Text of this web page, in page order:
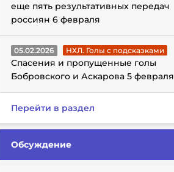
еще пять результативных передач
россиян 6 февраля
05.02.2026 НХЛ. Голы с подсказками
Спасения и пропущенные голы
Бобровского и Аскарова 5 февраля
Перейти в раздел
Обсуждение